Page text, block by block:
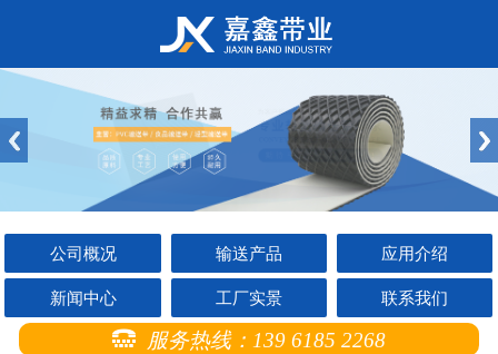
公司概况 输送产品 应用介绍
新闻中心 工厂实景 联系我们
服务热线：139 6185 2268